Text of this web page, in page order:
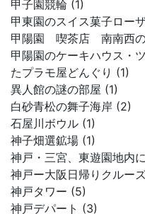
甲子園競輪 (1)
甲東園のスイス菓子ロー
甲陽園 喫茶店 南南西
甲陽園のケーキハウス・
たプラモ屋どんぐり (1)
異人館の謎の部屋 (1)
白砂青松の舞子海岸 (2)
石屋川ボウル (1)
神子畑選鉱場 (1)
神戸・三宮、東遊園地内
神戸ー大阪日帰りクルー
神戸タワー (5)
神戸デパート (3)